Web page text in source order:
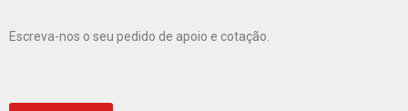
Escreva-nos o seu pedido de apoio e cotação.